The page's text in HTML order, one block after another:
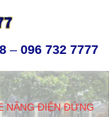
– 096 732 7777
NÂNG ĐIỆN ĐỨNG